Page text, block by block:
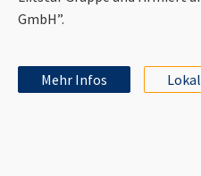
GmbH”.
Mehr Infos